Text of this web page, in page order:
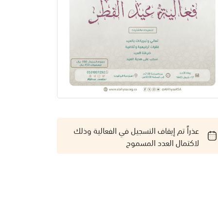
عذراً تم إيقاف التسجيل في الفعالية وذلك
لاكتمال العدد المسموح